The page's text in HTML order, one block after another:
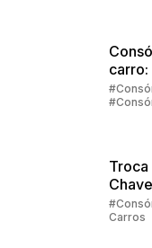
carro:
vale a
Troca
Carros